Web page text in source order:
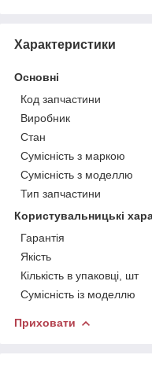
Характеристики
Основні
Код запчастини
Виробник
Стан
Сумісність з маркою
Сумісність з моделлю
Тип запчастини
Користувальницькі
Гарантія
Якість
Кількість в упаковці, шт
Сумісність із моделлю
Приховати